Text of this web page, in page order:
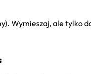
Wymieszaj, ale tylko